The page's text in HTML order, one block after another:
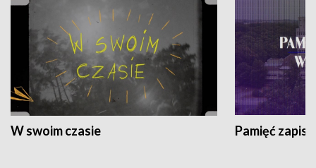
W swoim czasie Pamięć